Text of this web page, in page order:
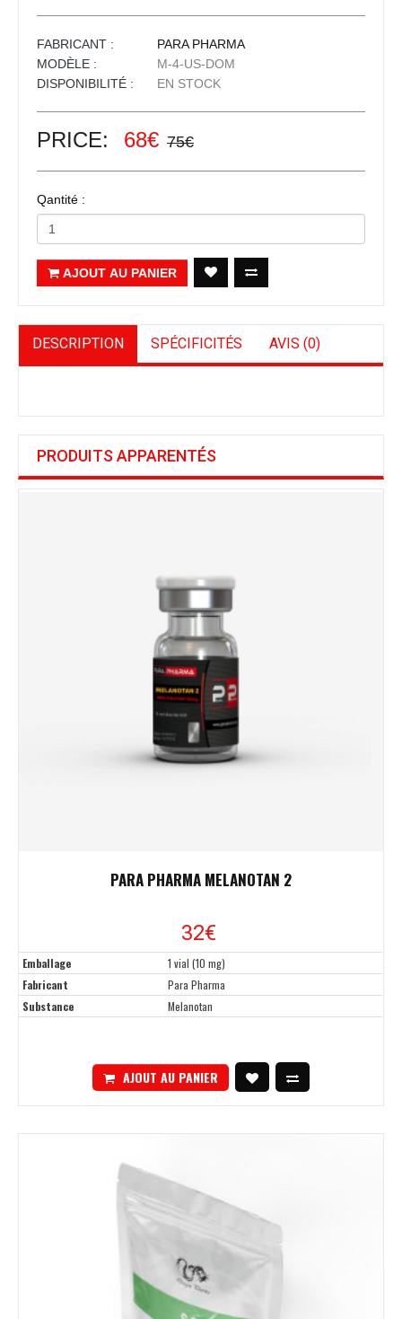
FABRICANT :
PARA PHARMA
MODÈLE :
M-4-US-DOM
DISPONIBILITÉ :
EN STOCK
PRICE: 68€ 75€
Qantité :
AJOUT AU PANIER
DESCRIPTION SPÉCIFICITÉS AVIS (0)
PRODUITS APPARENTÉS
PARA PHARMA MELANOTAN 2
32€
Emballage
1 vial (10 mg)
Fabricant
Para Pharma
Substance
Melanotan
AJOUT AU PANIER